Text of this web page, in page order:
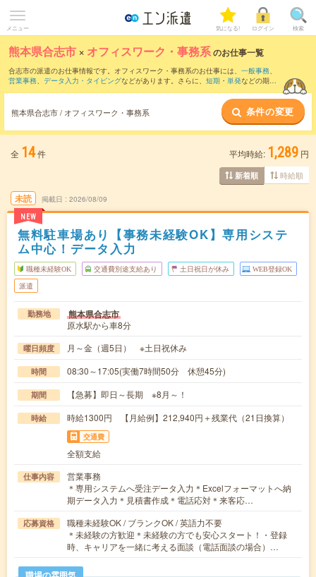
メニュー 気になる! ログイン 検索
熊本県合志市 × オフィスワーク・事務系のお仕事一覧
合志市の派遣のお仕事情報です。オフィスワーク・事務系のお仕事には、 一般事務、
営業事務、 データ入力・タイピングなどがあります。さらに、 短期 ・ 単発などの期間
熊本県合志市 / オフィスワーク・事務系 条件の変更
全 14件 平均時給: 1,289 円
新着順 時給順
未読
NEW
掲載日 2026/08/09
無料駐車場あり【事務未経験OK】専用システ
ム中心！データ入力
職種未経験OK 交通費別途支給あり 土日祝日が休み WEB登録OK
派遣
勤務地 熊本県合志市
原水駅から車8分
曜日頻度 月～金（週5日） ※土日祝休み
時間 08:30～17:05(実働7時間50分 休憩45分)
期間 【急募】即日～長期 ※8月～！
時給 時給1300円 【月給例】212,940円＋残業代（21日換算）
交通費
全額支給
仕事内容
営業事務
＊専用システムへ受注データ入力＊Excelフォーマットへ納
期データ入力＊見積書作成＊電話応対＊来客応…
応募資格
職種未経験OK / ブランクOK / 英語力不要
＊未経験の方歓迎＊未経験の方でも安心スタート！・登録
時、キャリアを一緒に考える面談（電話面談の場合）…